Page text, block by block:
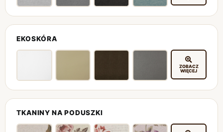
EKOSKÓRA
ZOBACZ
WIĘCEJ
TKANINY NA PODUSZKI